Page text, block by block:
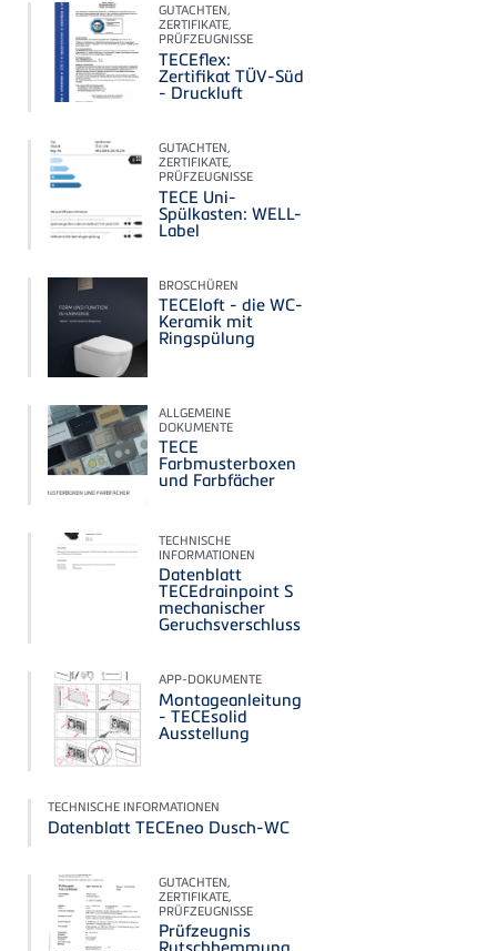
GUTACHTEN,
ZERTIFIKATE,
PRÜFZEUGNISSE
TECEflex:
Zertifikat TÜV-Süd
- Druckluft
GUTACHTEN,
ZERTIFIKATE,
PRÜFZEUGNISSE
TECE Uni-
Spülkasten: WELL-
Label
BROSCHÜREN
TECEloft - die WC-
Keramik mit
Ringspülung
ALLGEMEINE
DOKUMENTE
TECE
Farbmusterboxen
und Farbfächer
TECHNISCHE
INFORMATIONEN
Datenblatt
TECEdrainpoint S
mechanischer
Geruchsverschluss
APP-DOKUMENTE
Montageanleitung
- TECEsolid
Ausstellung
TECHNISCHE INFORMATIONEN
Datenblatt TECEneo Dusch-WC
GUTACHTEN,
ZERTIFIKATE,
PRÜFZEUGNISSE
Prüfzeugnis